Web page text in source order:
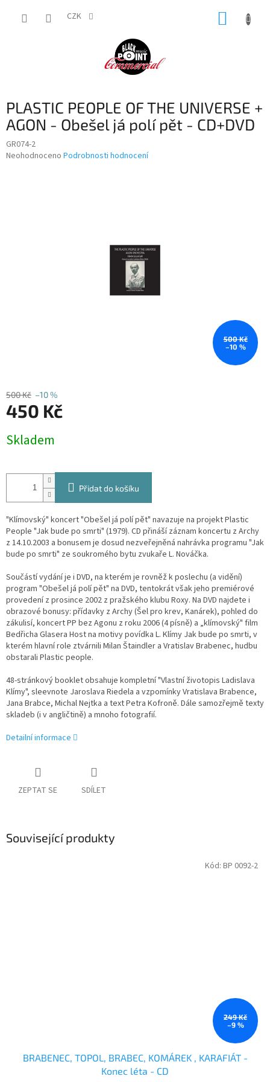
CZK
PLASTIC PEOPLE OF THE UNIVERSE +
AGON - Obešel já polí pět - CD+DVD
GR074-2
Průměrné
Neohodnoceno Podrobnosti hodnocení
500 Kč
–10 %
500 Kč –10 %
450 Kč
cena:
Skladem
Přidat do košíku
"Klímovský" koncert "Obešel já polí pět" navazuje na projekt Plastic
People "Jak bude po smrti" (1979). CD přináší záznam koncertu z Archy
z 14.10.2003 a bonusem je dosud nezveřejněná nahrávka programu "Jak
bude po smrti" ze soukromého bytu zvukaře L. Nováčka.
Součástí vydání je i DVD, na kterém je rovněž k poslechu (a vidění)
program "Obešel já polí pět" na DVD, tentokrát však jeho premiérové
provedení z prosince 2002 z pražského klubu Roxy. Na DVD najdete i
obrazové bonusy: přídavky z Archy (Šel pro krev, Kanárek), pohled do
zákulisí, koncert PP bez Agonu z roku 2006 (4 písně) a „klímovský" film
Bedřicha Glasera Host na motivy povídka L. Klímy Jak bude po smrti, v
kterém hlavní role ztvárnili Milan Štaindler a Vratislav Brabenec, hudbu
obstarali Plastic people.
48-stránkový booklet obsahuje kompletní "Vlastní životopis Ladislava
Klímy", sleevnote Jaroslava Riedela a vzpomínky Vratislava Brabence,
Jana Brabce, Michal Nejtka a text Petra Kofroně. Dále samozřejmě texty
skladeb (i v angličtině) a mnoho fotografií.
Detailní informace
ZEPTAT SE SDÍLET
Související produkty
249 Kč
–9 %
BRABENEC, TOPOL, BRABEC, KOMÁREK , KARAFIÁT -
Konec léta - CD
Kód: BP 0092-2